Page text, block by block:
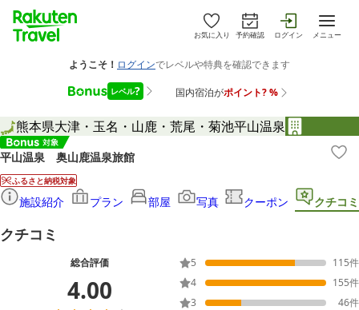
お気に入り 予約確認 ログイン メニュー
熊本県大津・玉名・山鹿・荒尾・菊池平山温泉
平山温泉 奥山鹿温泉旅館
ふるさと納税対象
施設紹介 プラン 部屋 写真 クーポン クチコミ
クチコミ
総合評価
4.00
5 115件
4
155件
3
46件